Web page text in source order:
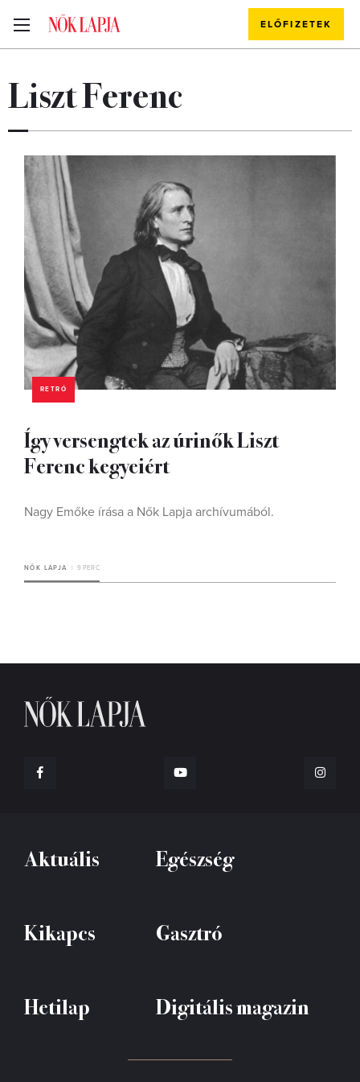
ELŐFIZETEK
Liszt Ferenc
RETRÓ
Így versengtek az úrinők Liszt
Ferenc kegyeiért
Nagy Emőke írása a Nők Lapja archívumából.
NŐK LAPJA 9 PERC
Aktuális Egészség
Kikapcs Gasztró
Hetilap Digitális magazin